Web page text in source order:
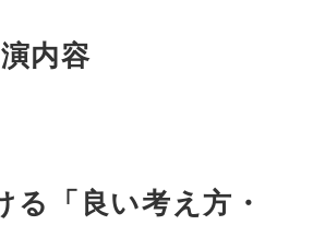
内容
る「良い考え方・